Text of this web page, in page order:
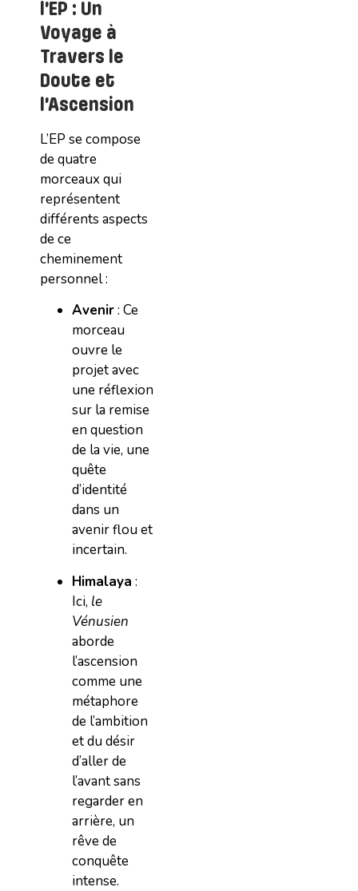
l’EP : Un
Voyage à
Travers le
Doute et
l’Ascension
L’EP se compose
de quatre
morceaux qui
représentent
différents aspects
de ce
cheminement
personnel :
Avenir: Ce
morceau
ouvre le
projet avec
une réflexion
sur la remise
en question
de la vie, une
quête
d’identité
dans un
avenir flou et
incertain.
Himalaya :
Ici, le
Vénusien
aborde
l’ascension
comme une
métaphore
de l’ambition
et du désir
d’aller de
l’avant sans
regarder en
arrière, un
rêve de
conquête
intense.